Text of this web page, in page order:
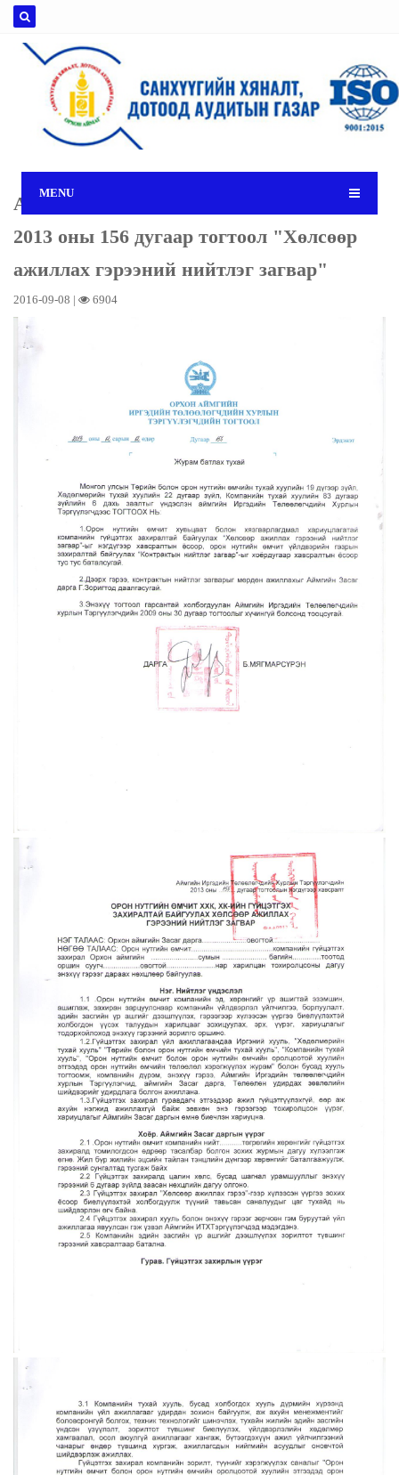
MENU
Аймгийн ИТХ-ын тэргүүлэгчдийн
2013 оны 156 дугаар тогтоол "Хөлсөөр
ажиллах гэрээний нийтлэг загвар"
2016-09-08 | 6904